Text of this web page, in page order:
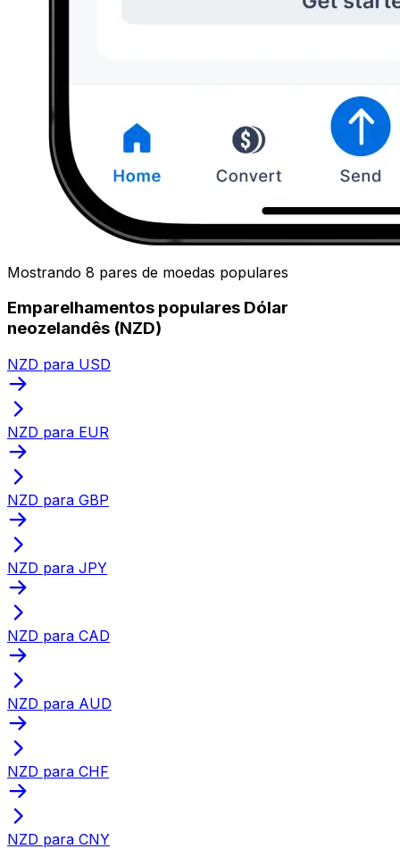
Mostrando 8 pares de moedas populares
Emparelhamentos populares Dólar
neozelandês (NZD)
NZD para USD
NZD para EUR
NZD para GBP
NZD para JPY
NZD para CAD
NZD para AUD
NZD para CHF
NZD para CNY